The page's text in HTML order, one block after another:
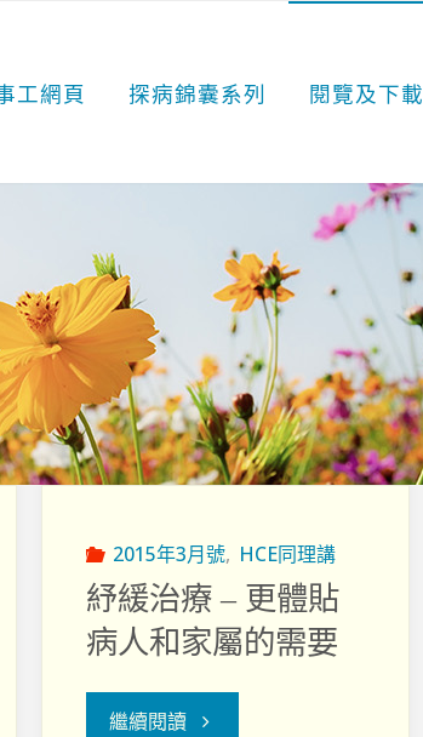
工網頁 探病錦囊系列 閱覽及下載
2015年3月號, HCE同理講
紓緩治療 – 更體貼
病人和家屬的需要
繼續閱讀"紓